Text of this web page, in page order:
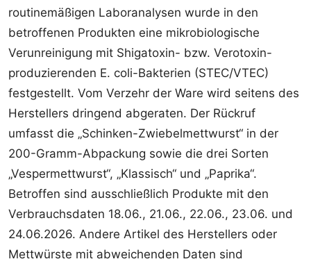
routinemäßigen Laboranalysen wurde in den
betroffenen Produkten eine mikrobiologische
Verunreinigung mit Shigatoxin- bzw. Verotoxin-
produzierenden E. coli-Bakterien (STEC/VTEC)
festgestellt. Vom Verzehr der Ware wird seitens des
Herstellers dringend abgeraten. Der Rückruf
umfasst die „Schinken-Zwiebelmettwurst“ in der
200-Gramm-Abpackung sowie die drei Sorten
„Vespermettwurst“, „Klassisch“ und „Paprika“.
Betroffen sind ausschließlich Produkte mit den
Verbrauchsdaten 18.06., 21.06., 22.06., 23.06. und
24.06.2026. Andere Artikel des Herstellers oder
Mettwürste mit abweichenden Daten sind